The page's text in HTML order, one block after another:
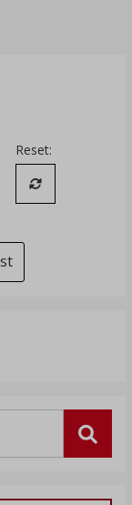
literami
interlinię i margines
Reset:
Przywróć